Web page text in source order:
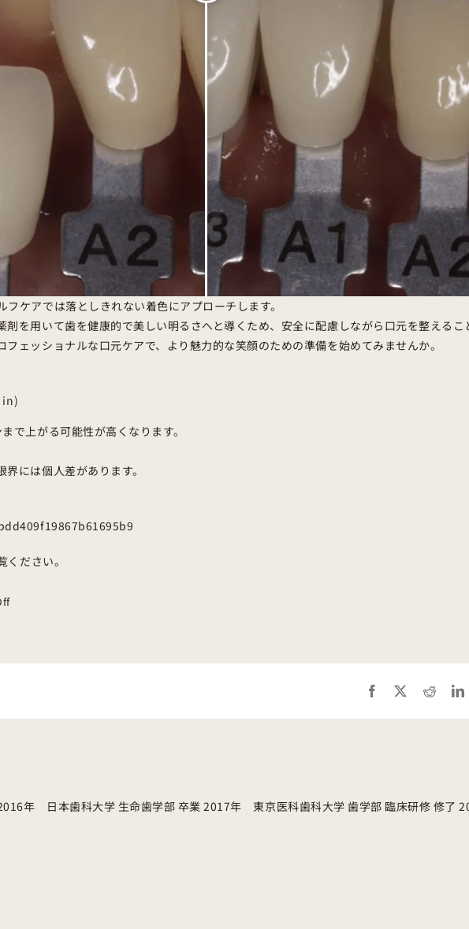
ケアでは落としきれない着色にアプローチします。
を用いて歯を健康的で美しい明るさへと導くため、安全に配慮しながら口元を整えるこ
ェッショナルな口元ケアで、より魅力的な笑顔のための準備を始めてみませんか。
in)
で上がる可能性が高くなります。
には個人差があります。
ださい。
on
Building
Business
Facebook Reddit
年 日本歯科大学 生命歯学部 卒業 2017年 東京医科歯科大学 歯学部 臨床研修 修了